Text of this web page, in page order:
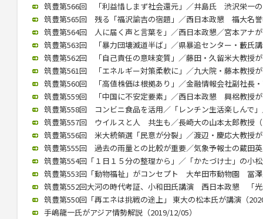
筑豊第566回 「利益惜しまず社会還元」／井島氏 渋沢栄一
筑豊第565回 残る「福沢諭吉の宿題」／西日本政懇 福大名
筑豊第564回 人に届く声と言葉を」／西日本政懇／宮本アナ
筑豊第563回 「暴力団壊滅道半ば」／県暴追センター・藪氏
筑豊第562回 「自己責任の意味変質」／藤田・久留米大教授
筑豊第561回 「エネルギー対策柔軟に」／九大院・藤本教授
筑豊第560回 「高値株価は根拠あり」／金融情報会社副社長
筑豊第559回 「中国に不安定要素」／西日本政懇 興梠教授
筑豊第558回 コンビニ食品を活用／「レンチン生活楽しんで
筑豊第557回 ウイルスと人 共生も／長崎大の山本太郎教授
筑豊第556回 米大統領選「民意が分裂」／渡辺・慶応大教授
筑豊第555回 過去の雨量との比較が重要／気象予報士の蔵田
筑豊第554回「１日１５分の整理から」／「かたづけ士」の小
筑豊第553回「動物福祉」がコンセプト 大牟田市動物園 冨
筑豊第552回大河の時代考証、小和田氏講演 西日本政懇 「
筑豊第550回「再エネは挑戦の途上」 東大の松本氏が講演（
手嶋龍一氏がアジア情勢解説（2019/12/05）